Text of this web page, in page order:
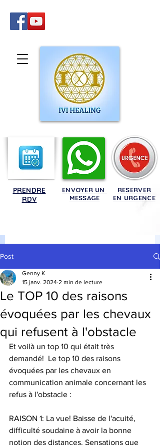
PRENDRE
RDV
ENVOYER UN
MESSAGE
RESERVER
EN URGENCE
Post
Le TOP 10 des raisons
évoquées par les chevaux
qui refusent à l'obstacle
Genny K
15 janv. 2024 2 min de lecture
Et voilà un top 10 qui était très
demandé!  Le top 10 des raisons
évoquées par les chevaux en
communication animale concernant les
refus à l'obstacle :
RAISON 1: La vue! Baisse de l'acuité,
difficulté soudaine à avoir la bonne
notion des distances. Sensations que